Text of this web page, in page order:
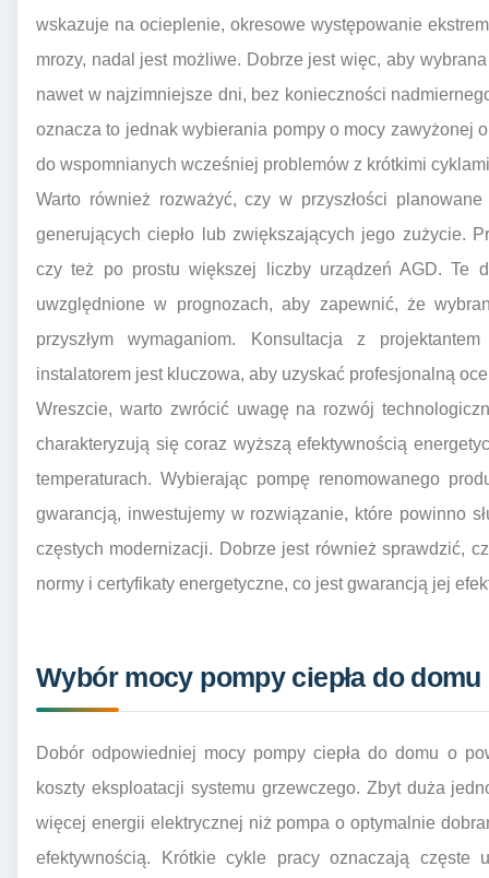
wskazuje na ocieplenie, okresowe występowanie
mrozy, nadal jest możliwe. Dobrze jest więc, aby
nawet w najzimniejsze dni, bez konieczności
oznacza to jednak wybierania pompy o mocy zawyżonej
do wspomnianych wcześniej problemów z krótkimi
Warto również rozważyć, czy w przyszłości
generujących ciepło lub zwiększających jego zużycie.
czy też po prostu większej liczby urządzeń AGD. Te
uwzględnione w prognozach, aby zapewnić, że
przyszłym wymaganiom. Konsultacja z
instalatorem jest kluczowa, aby uzyskać profesjonalną
Wreszcie, warto zwrócić uwagę na rozwój
charakteryzują się coraz wyższą efektywnością
temperaturach. Wybierając pompę renomowanego
gwarancją, inwestujemy w rozwiązanie, które powinno
częstych modernizacji. Dobrze jest również sprawdzić,
normy i certyfikaty energetyczne, co jest gwarancją jej
Wybór mocy pompy ciepła do
Dobór odpowiedniej mocy pompy ciepła do domu o
koszty eksploatacji systemu grzewczego. Zbyt duża
więcej energii elektrycznej niż pompa o optymalnie
efektywnością. Krótkie cykle pracy oznaczają częste